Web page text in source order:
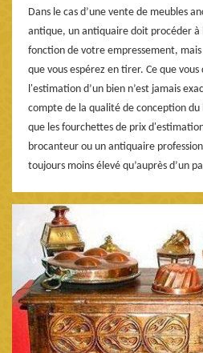
Dans le cas d’une vente de meubles
antique, un antiquaire doit procéder à
fonction de votre empressement,
que vous espérez en tirer. Ce que vous
l'estimation d’un bien n’est jamais
compte de la qualité de conception du
que les fourchettes de prix
brocanteur ou un antiquaire
toujours moins élevé qu’auprès d’un